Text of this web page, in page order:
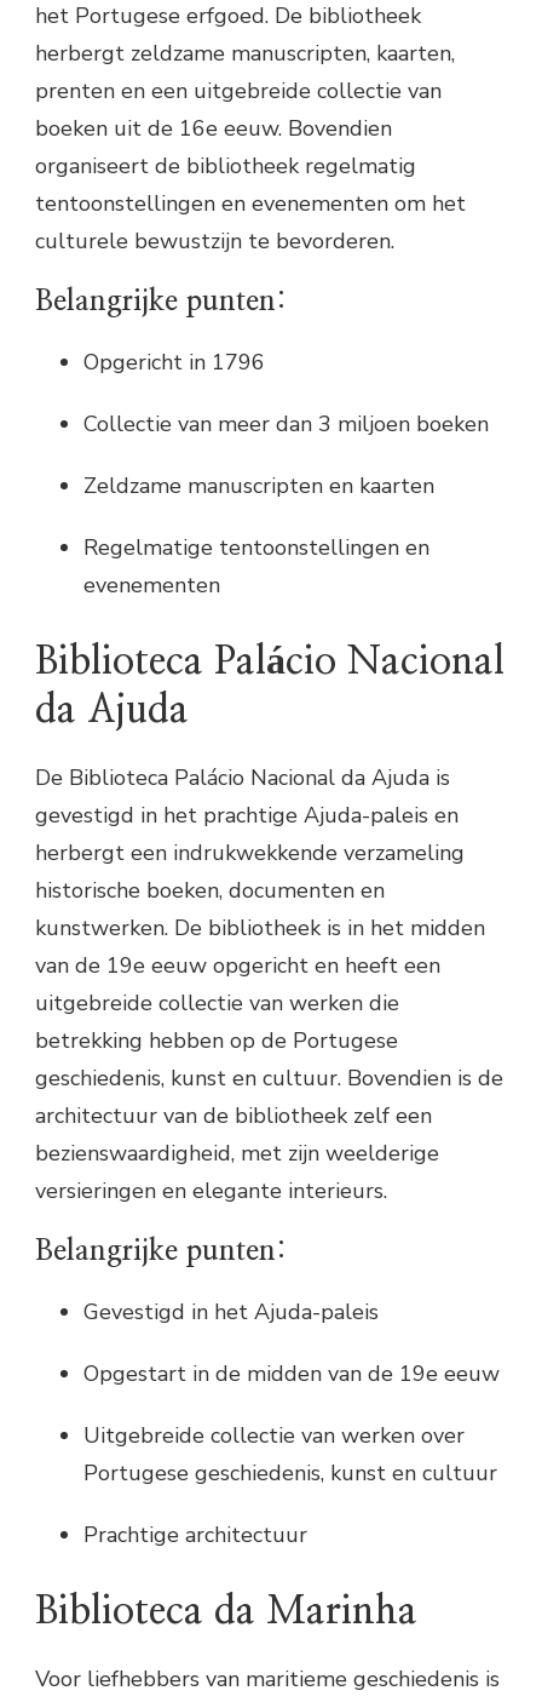
het Portugese erfgoed. De bibliotheek
herbergt zeldzame manuscripten, kaarten,
prenten en een uitgebreide collectie van
boeken uit de 16e eeuw. Bovendien
organiseert de bibliotheek regelmatig
tentoonstellingen en evenementen om het
culturele bewustzijn te bevorderen.
Belangrijke punten:
Opgericht in 1796
Collectie van meer dan 3 miljoen boeken
Zeldzame manuscripten en kaarten
Regelmatige tentoonstellingen en
evenementen
Biblioteca Palácio Nacional
da Ajuda
De Biblioteca Palácio Nacional da Ajuda is
gevestigd in het prachtige Ajuda-paleis en
herbergt een indrukwekkende verzameling
historische boeken, documenten en
kunstwerken. De bibliotheek is in het midden
van de 19e eeuw opgericht en heeft een
uitgebreide collectie van werken die
betrekking hebben op de Portugese
geschiedenis, kunst en cultuur. Bovendien is de
architectuur van de bibliotheek zelf een
bezienswaardigheid, met zijn weelderige
versieringen en elegante interieurs.
Belangrijke punten:
Gevestigd in het Ajuda-paleis
Opgestart in de midden van de 19e eeuw
Uitgebreide collectie van werken over
Portugese geschiedenis, kunst en cultuur
Prachtige architectuur
Biblioteca da Marinha
Voor liefhebbers van maritieme geschiedenis is